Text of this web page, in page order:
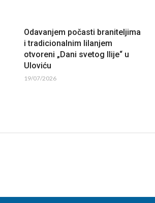
Odavanjem počasti braniteljima
i tradicionalnim lilanjem
otvoreni „Dani svetog Ilije“ u
Uloviću
19/07/2026